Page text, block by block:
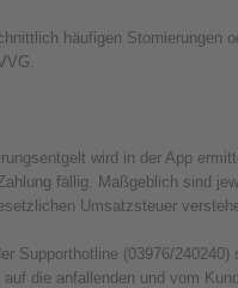
häufigen Stornierungen
wird in der App
fällig. Maßgeblich sind
Umsatzsteuer
Supporthotline (03976/240240)
die anfallenden und vom